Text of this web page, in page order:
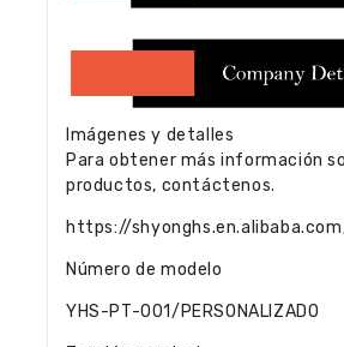
Imágenes y detalles
Para obtener más información
productos, contáctenos.
https://
Número de modelo
YHS-PT-001/PERSONALIZADO